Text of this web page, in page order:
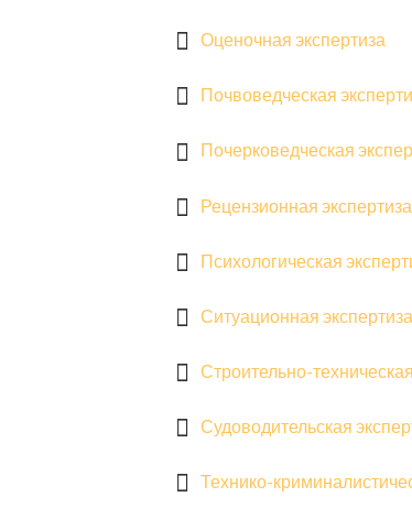
Оценочная экспертиза
Почвоведческая
Почерковедческая
Рецензионная экспертиза
Психологическая
Ситуационная экспертиза
Строительно-
Судоводительская
Технико-